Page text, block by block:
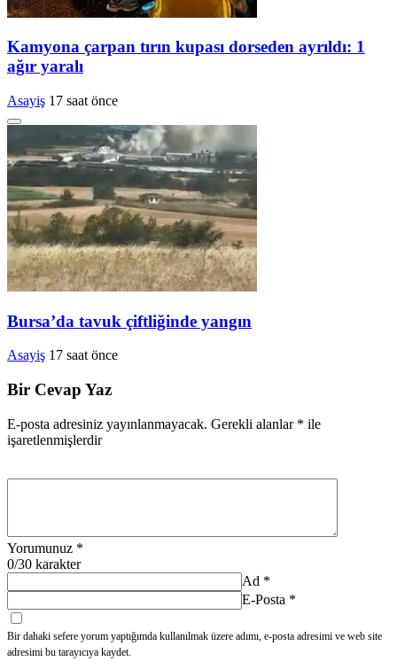
Kamyona çarpan tırın kupası dorseden ayrıldı: 1
ağır yaralı
Asayiş 17 saat önce
Bursa’da tavuk çiftliğinde yangın
Asayiş 17 saat önce
Bir Cevap Yaz
E-posta adresiniz yayınlanmayacak. Gerekli alanlar * ile
işaretlenmişlerdir
Yorumunuz *
0/30 karakter
Ad *
E-Posta *
Bir dahaki sefere yorum yaptığımda kullanılmak üzere adımı, e-posta adresimi ve web site
adresimi bu tarayıcıya kaydet.